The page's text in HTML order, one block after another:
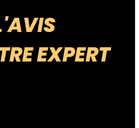
NOTE GLOBALEEXPERT